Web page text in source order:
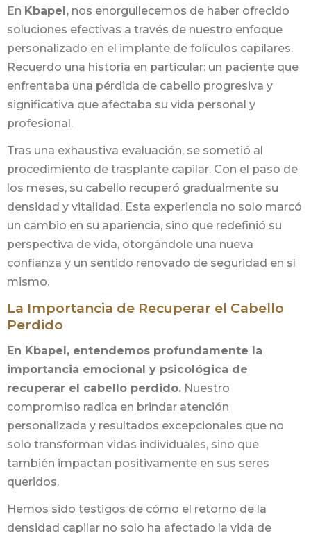
En Kbapel, nos enorgullecemos de haber ofrecido
soluciones efectivas a través de nuestro enfoque
personalizado en el implante de folículos capilares.
Recuerdo una historia en particular: un paciente que
enfrentaba una pérdida de cabello progresiva y
significativa que afectaba su vida personal y
profesional.
Tras una exhaustiva evaluación, se sometió al
procedimiento de trasplante capilar. Con el paso de
los meses, su cabello recuperó gradualmente su
densidad y vitalidad. Esta experiencia no solo marcó
un cambio en su apariencia, sino que redefinió su
perspectiva de vida, otorgándole una nueva
confianza y un sentido renovado de seguridad en sí
mismo.
La Importancia de Recuperar el Cabello
Perdido
En Kbapel, entendemos profundamente la
importancia emocional y psicológica de
recuperar el cabello perdido. Nuestro
compromiso radica en brindar atención
personalizada y resultados excepcionales que no
solo transforman vidas individuales, sino que
también impactan positivamente en sus seres
queridos.
Hemos sido testigos de cómo el retorno de la
densidad capilar no solo ha afectado la vida de